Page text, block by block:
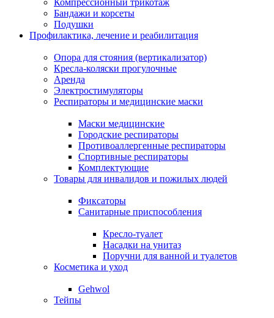
Компрессионный трикотаж
Бандажи и корсеты
Подушки
Профилактика, лечение и реабилитация
Опора для стояния (вертикализатор)
Кресла-коляски прогулочные
Аренда
Электростимуляторы
Респираторы и медицинские маски
Маски медицинские
Городские респираторы
Противоаллергенные респираторы
Спортивные респираторы
Комплектующие
Товары для инвалидов и пожилых людей
Фиксаторы
Санитарные приспособления
Кресло-туалет
Насадки на унитаз
Поручни для ванной и туалетов
Косметика и уход
Gehwol
Тейпы